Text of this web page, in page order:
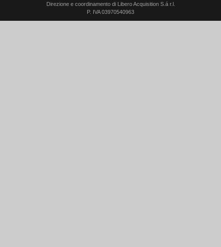
Direzione e coordinamento di Libero Acquisition S.á r.l.
P. IVA 03970540963